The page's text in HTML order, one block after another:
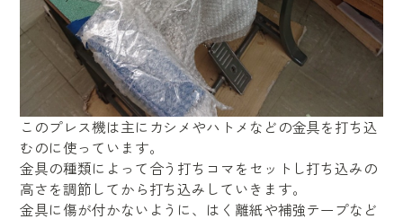
このプレス機は主にカシメやハトメなどの金具を打ち込
むのに使っています。
金具の種類によって合う打ちコマをセットし打ち込みの
高さを調節してから打ち込みしていきます。
金具に傷が付かないように、はく離紙や補強テープなど